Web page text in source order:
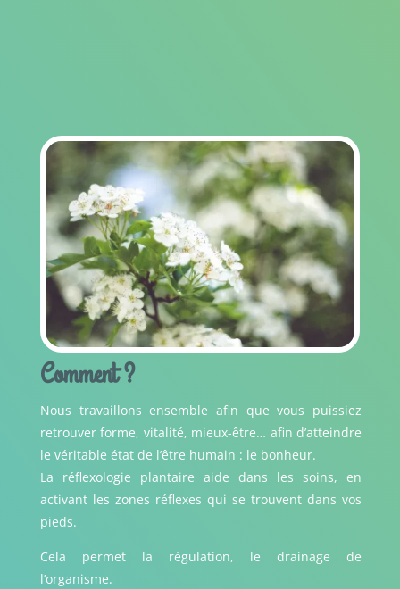
Comment ?
Nous travaillons ensemble afin que vous puissiez
retrouver forme, vitalité, mieux-être… afin d’atteindre
le véritable état de l’être humain : le bonheur.
La réflexologie plantaire aide dans les soins, en
activant les zones réflexes qui se trouvent dans vos
pieds.
Cela permet la régulation, le drainage de
l’organisme.